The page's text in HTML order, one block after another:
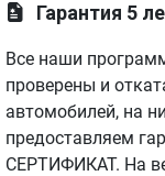
Гарантия 5
Все наши
проверены и
автомобилей, на
предоставляем
СЕРТИФИКАТ. На